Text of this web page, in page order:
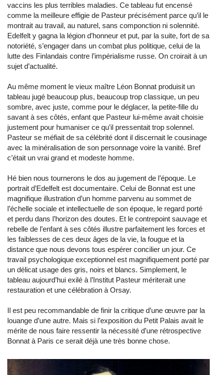
vaccins les plus terribles maladies. Ce tableau fut encensé
comme la meilleure effigie de Pasteur précisément parce qu’il le
montrait au travail, au naturel, sans componction ni solennité.
Edelfelt y gagna la légion d’honneur et put, par la suite, fort de sa
notoriété, s’engager dans un combat plus politique, celui de la
lutte des Finlandais contre l’impérialisme russe. On croirait à un
sujet d’actualité.
Au même moment le vieux maître Léon Bonnat produisit un
tableau jugé beaucoup plus, beaucoup trop classique, un peu
sombre, avec juste, comme pour le déglacer, la petite-fille du
savant à ses côtés, enfant que Pasteur lui-même avait choisie
justement pour humaniser ce qu’il pressentait trop solennel.
Pasteur se méfiait de sa célébrité dont il discernait le cousinage
avec la minéralisation de son personnage voire la vanité. Bref
c’était un vrai grand et modeste homme.
Hé bien nous tournerons le dos au jugement de l’époque. Le
portrait d’Edelfelt est documentaire. Celui de Bonnat est une
magnifique illustration d’un homme parvenu au sommet de
l’échelle sociale et intellectuelle de son époque, le regard porté
et perdu dans l’horizon des doutes. Et le contrepoint sauvage et
rebelle de l’enfant à ses côtés illustre parfaitement les forces et
les faiblesses de ces deux âges de la vie, la fougue et la
distance que nous devons tous espérer concilier un jour. Ce
travail psychologique exceptionnel est magnifiquement porté par
un délicat usage des gris, noirs et blancs. Simplement, le
tableau aujourd’hui exilé à l’Institut Pasteur mériterait une
restauration et une célébration à Orsay.
Il est peu recommandable de finir la critique d’une œuvre par la
louange d’une autre. Mais si l’exposition du Petit Palais avait le
mérite de nous faire ressentir la nécessité d’une rétrospective
Bonnat à Paris ce serait déjà une très bonne chose.